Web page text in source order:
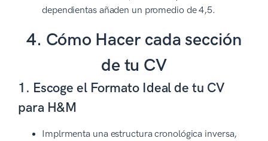
dependientas añaden un promedio de 4,5.
4. Cómo Hacer cada sección
de tu CV
1. Escoge el Formato Ideal de tu CV
para H&M
Implrmenta una estructura cronológica inversa,